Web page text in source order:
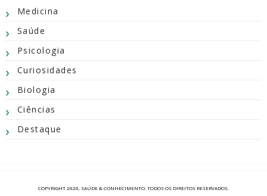
Medicina
Saúde
Psicologia
Curiosidades
Biologia
Ciências
Destaque
COPYRIGHT 2020, SAÚDE & CONHECIMENTO. TODOS OS DIREITOS RESERVADOS.